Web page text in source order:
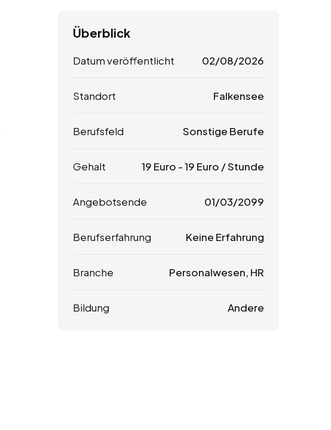
Überblick
Datum veröffentlicht 02/08/2026
Standort Falkensee
Berufsfeld Sonstige Berufe
Gehalt 19 Euro -19 Euro / Stunde
Angebotsende 01/03/2099
Berufserfahrung Keine Erfahrung
Branche Personalwesen, HR
Bildung Andere